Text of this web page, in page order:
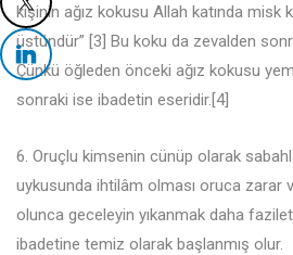
kişinin ağız kokusu Allah katında misk
üstündür” [3] Bu koku da zevalden
Çünkü öğleden önceki ağız kokusu
sonraki ise ibadetin eseridir.[4]
6. Oruçlu kimsenin cünüp olarak
uykusunda ihtilâm olması oruca zarar
olunca geceleyin yıkanmak daha
ibadetine temiz olarak başlanmış olur.